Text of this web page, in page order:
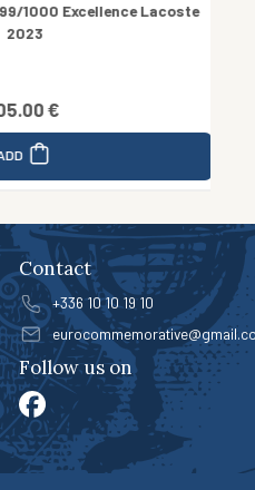
Excellence Lacoste
€
Contact
+336 10 10 19 10
Follow us on